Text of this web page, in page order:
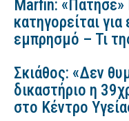
Marfin:
κατηγορείται
εμπρησμό – Τι
Σκιάθος: «Δεν
δικαστήριο η
στο Κέντρο